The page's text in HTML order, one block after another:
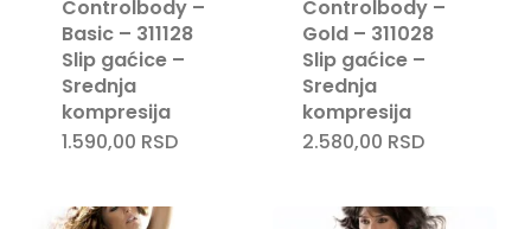
Controlbody –
Basic – 311128
Slip gaćice –
Srednja
kompresija
1.590,00 RSD
Controlbody –
Gold – 311028
Slip gaćice –
Srednja
kompresija
2.580,00 RSD